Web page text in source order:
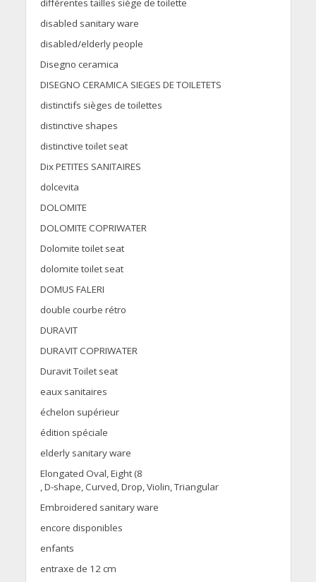
différentes tailles siège de toilette
disabled sanitary ware
disabled/elderly people
Disegno ceramica
DISEGNO CERAMICA SIEGES DE TOILETETS
distinctifs sièges de toilettes
distinctive shapes
distinctive toilet seat
Dix PETITES SANITAIRES
dolcevita
DOLOMITE
DOLOMITE COPRIWATER
Dolomite toilet seat
dolomite toilet seat
DOMUS FALERI
double courbe rétro
DURAVIT
DURAVIT COPRIWATER
Duravit Toilet seat
eaux sanitaires
échelon supérieur
édition spéciale
elderly sanitary ware
Elongated Oval, Eight (8
, D-shape, Curved, Drop, Violin, Triangular
Embroidered sanitary ware
encore disponibles
enfants
entraxe de 12 cm